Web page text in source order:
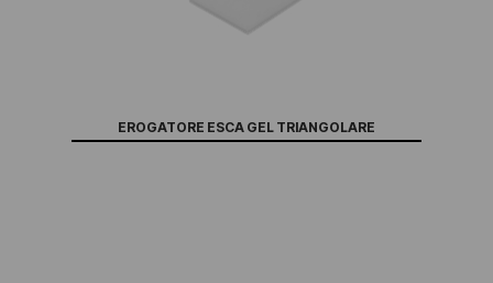
EROGATORE ESCA GEL TRIANGOLARE